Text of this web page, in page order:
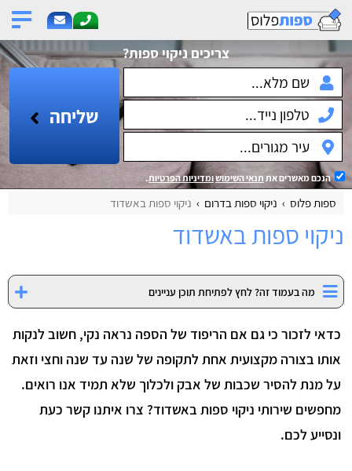
צריכים ניקוי ספות?
שליחה
הנכם מאשרים אתתנאי השימושומדיניות הפרטיות.
ספות פלוס ניקוי ספות בדרום ניקוי ספות באשדוד
ניקוי ספות באשדוד
מה בעמוד זה? לחץ לפתיחת תוכן עניינים
כדאי לזכור כי גם אם הריפוד של הספה נראה נקי, חשוב לנקות
אותו בצורה מקצועית אחת לתקופה של שנה עד שנה וחצי וזאת
על מנת להסיר שכבות של אבק ולכלוך שלא תמיד אנו רואים.
מחפשים שירותי ניקוי ספות באשדוד? צרו איתנו קשר כעת
ונסייע לכם.